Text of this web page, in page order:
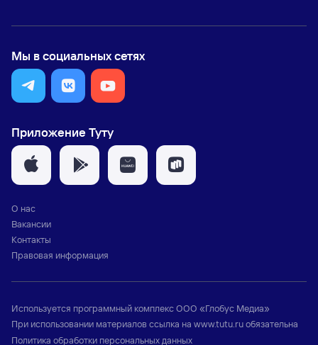
Мы в социальных сетях
Приложение Туту
О нас
Вакансии
Контакты
Правовая информация
Используется программный комплексООО «Глобус Медиа»
При использовании материалов ссылка на www.tutu.ruобязательна
Политика обработки персональных данных